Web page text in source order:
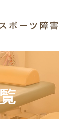
スポーツ障害